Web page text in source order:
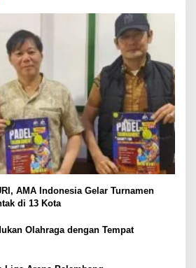
AMA Indonesia Gelar Turnamen
di 13 Kota
Olahraga dengan Tempat